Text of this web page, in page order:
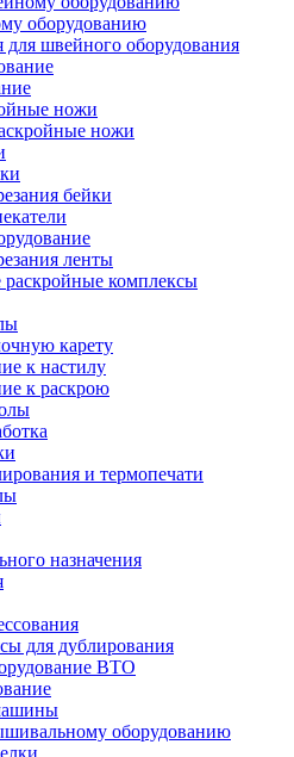
оборудованию
швейного оборудования
ножи
ножи
бейки
ленты
раскройные комплексы
карету
к настилу
к раскрою
и термопечати
назначения
для дублирования
ВТО
оборудованию